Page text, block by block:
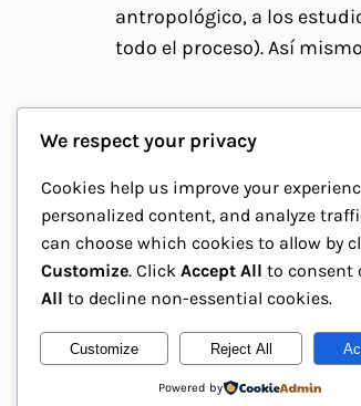
antropológico, a los
todo el proceso). Así
La Casa de los Engarces
We respect your privacy
Cookies help us improve your
personalized content, and analyze
can choose which cookies to allow by
Customize. Click Accept All to consent
All to decline non-essential cookies.
Customize Reject All
Powered by